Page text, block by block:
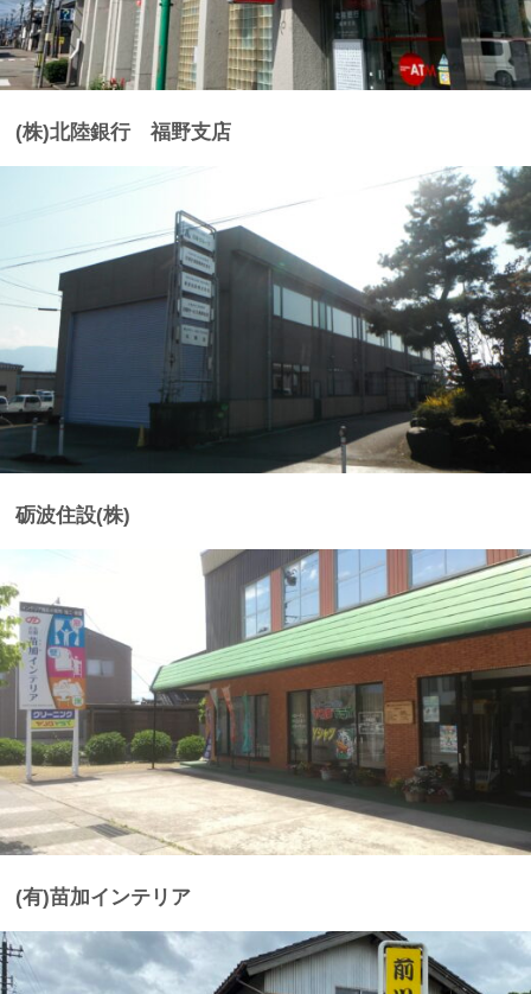
(株)北陸銀行 福野支店
砺波住設(株)
(有)苗加インテリア